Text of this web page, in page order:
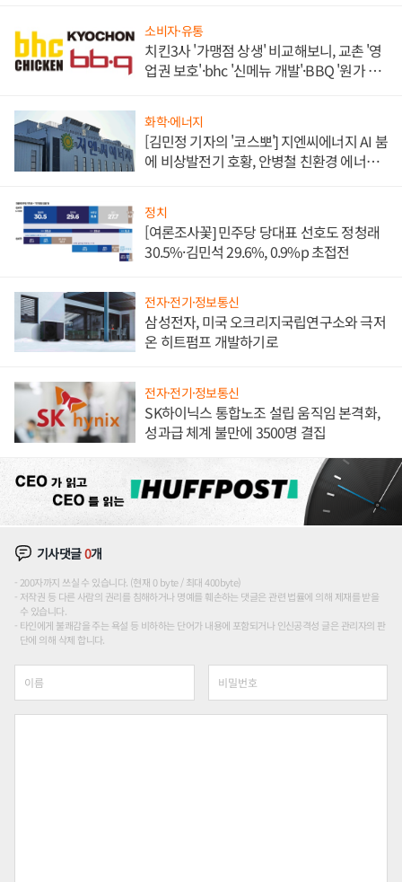
소비자·유통
치킨3사 '가맹점 상생' 비교해보니, 교촌 '영
업권 보호'·bhc '신메뉴 개발'·BBQ '원가 부
화학·에너지
[김민정 기자의 '코스뽀'] 지엔씨에너지 AI 붐
에 비상발전기 호황, 안병철 친환경 에너지
정치
[여론조사꽃] 민주당 당대표 선호도 정청래
30.5%·김민석 29.6%, 0.9%p 초접전
전자·전기·정보통신
삼성전자, 미국 오크리지국립연구소와 극저
온 히트펌프 개발하기로
전자·전기·정보통신
SK하이닉스 통합노조 설립 움직임 본격화,
성과급 체계 불만에 3500명 결집
기사댓글0개
200자까지 쓰실 수 있습니다. (현재 0 byte / 최대 400byte)
저작권 등 다른 사람의 권리를 침해하거나 명예를 훼손하는 댓글은 관련 법률에 의해 제재를 받을
수 있습니다.
타인에게 불쾌감을 주는 욕설 등 비하하는 단어가 내용에 포함되거나 인신공격성 글은 관리자의 판
단에 의해 삭제 합니다.